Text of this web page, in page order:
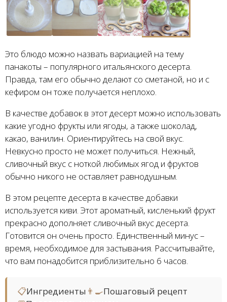
Это блюдо можно назвать вариацией на тему
панакоты – популярного итальянского десерта.
Правда, там его обычно делают со сметаной, но и с
кефиром он тоже получается неплохо.
В качестве добавок в этот десерт можно использовать
какие угодно фрукты или ягоды, а также шоколад,
какао, ванилин. Ориентируйтесь на свой вкус.
Невкусно просто не может получиться. Нежный,
сливочный вкус с ноткой любимых ягод и фруктов
обычно никого не оставляет равнодушным.
В этом рецепте десерта в качестве добавки
используется киви. Этот ароматный, кисленький фрукт
прекрасно дополняет сливочный вкус десерта.
Готовится он очень просто. Единственный минус –
время, необходимое для застывания. Рассчитывайте,
что вам понадобится приблизительно 6 часов.
📋Ингредиенты 👨‍🍳Пошаговый рецепт